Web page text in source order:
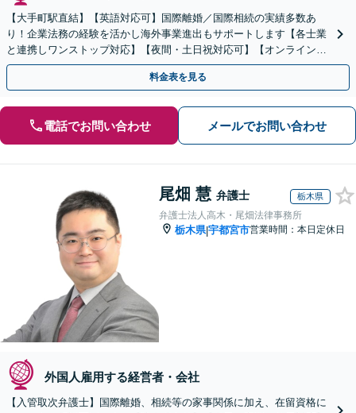
【大手町駅直結】【英語対応可】国際離婚／国際相続の実績多数あ
り！企業法務の経験を活かし海外事業進出もサポートします【各士業
と連携しワンストップ対応】【夜間・土日祝対応可】【オンライン相
談可】
料金表を見る
電話でお問い合わせ メールでお問い合わせ
尾畑 慧 弁護士 栃木県
弁護士法人高木・尾畑法律事務所
栃木県|宇都宮市営業時間：本日定休日
外国人雇用する経営者・会社
【入管取次弁護士】国際離婚、相続等の家事関係に加え、在留資格に